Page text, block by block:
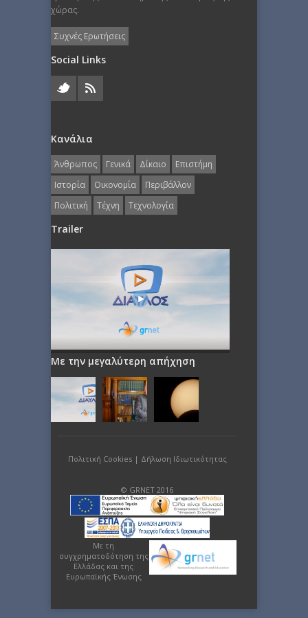
χώρας.
Συχνές Ερωτήσεις
Social Links
Κανάλια
Άνθρωπος Γενικά Δίκαιο
Επιστήμη
Ιστορία
Οικονομία
Περιβάλλον
Πολιτική
Τέχνη Τεχνολογία
Trailer
Με την μεγαλύτερη απήχηση
Πολιτική Cookies| Δήλωση Ιδιωτικότητας
© GRNET 2016
Με τη
συγχρηματοδότηση της
Ελλάδας και της
Ευρωπαϊκής Ένωσης